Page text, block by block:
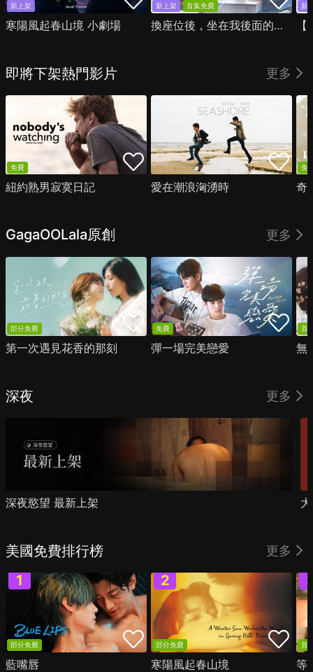
新上架
寒陽風起春山境 小劇場
新上架 首集免費
換座位後，坐在我後面的男生好像喜歡我
新
即將下架熱門影片 更多
免費
紐約熟男寂寞日記 愛在潮浪洶湧時
免
奇
GagaOOLala原創 更多
部分免費
第一次遇見花香的那刻
免費
彈一場完美戀愛
首
無
深夜 更多
深夜慾望 最新上架
美國免費排行榜 更多
部分免費
藍嘴唇
部分免費
寒陽風起春山境
首
等